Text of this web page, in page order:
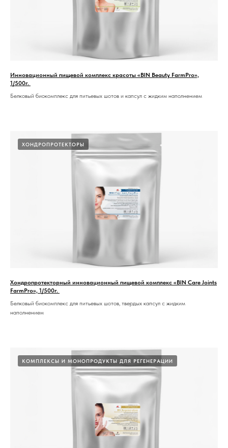
Инновационный пищевой комплекс красоты «BIN Beauty FarmPro»,
1/500г.
Белковый биокомплекс для питьевых шотов и капсул с жидким наполнением
ХОНДРОПРОТЕКТОРЫ
Хондропротекторный инновационный пищевой комплекс «BIN Care Joints
FarmPro», 1/500г.
Белковый биокомплекс для питьевых шотов, твердых капсул с жидким
наполнением
КОМПЛЕКСЫ И МОНОПРОДУКТЫ ДЛЯ РЕГЕНЕРАЦИИ